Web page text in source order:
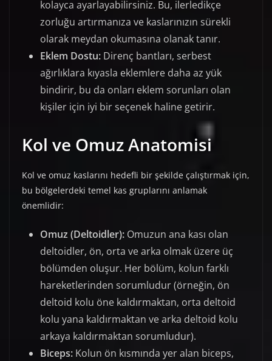
kolayca ayarlayabilirsiniz. Bu, ilerledikçe
zorluğu artırmanıza ve kaslarınızın sürekli
olarak meydan okumasına olanak tanır.
Eklem Dostu: Direnç bantları, serbest
ağırlıklara kıyasla eklemlere daha az yük
bindirir, bu da onları eklem sorunları olan
kişiler için iyi bir seçenek haline getirir.
Kol ve Omuz Anatomisi
Kol ve omuz kaslarını hedefli bir şekilde çalıştırmak için,
bu bölgelerdeki temel kas gruplarını anlamak
önemlidir:
Omuz (Deltoidler): Omuzun ana kası olan
deltoidler, ön, orta ve arka olmak üzere üç
bölümden oluşur. Her bölüm, kolun farklı
hareketlerinden sorumludur (örneğin, ön
deltoid kolu öne kaldırmaktan, orta deltoid
kolu yana kaldırmaktan ve arka deltoid kolu
arkaya kaldırmaktan sorumludur).
Biceps: Kolun ön kısmında yer alan biceps,